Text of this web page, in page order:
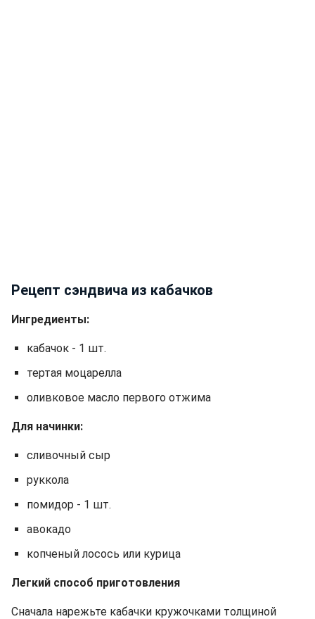
Рецепт сэндвича из кабачков
Ингредиенты:
кабачок - 1 шт.
тертая моцарелла
оливковое масло первого отжима
Для начинки:
сливочный сыр
руккола
помидор - 1 шт.
авокадо
копченый лосось или курица
Легкий способ приготовления
Сначала нарежьте кабачки кружочками толщиной